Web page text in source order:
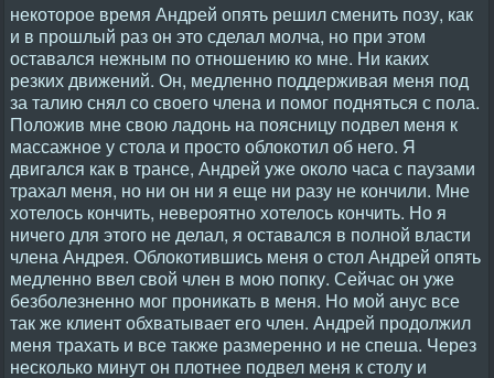
некоторое время Андрей опять решил сменить позу, как
и в прошлый раз он это сделал молча, но при этом
оставался нежным по отношению ко мне. Ни каких
резких движений. Он, медленно поддерживая меня под
за талию снял со своего члена и помог подняться с пола.
Положив мне свою ладонь на поясницу подвел меня к
массажное у стола и просто облокотил об него. Я
двигался как в трансе, Андрей уже около часа с паузами
трахал меня, но ни он ни я еще ни разу не кончили. Мне
хотелось кончить, невероятно хотелось кончить. Но я
ничего для этого не делал, я оставался в полной власти
члена Андрея. Облокотившись меня о стол Андрей опять
медленно ввел свой член в мою попку. Сейчас он уже
безболезненно мог проникать в меня. Но мой анус все
так же клиент обхватывает его член. Андрей продолжил
меня трахать и все также размеренно и не спеша. Через
несколько минут он плотнее подвел меня к столу и